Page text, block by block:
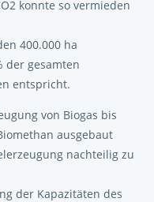
konnte so vermieden
400.000 ha
der gesamten
entspricht.
von Biogas bis
ausgebaut
nachteilig zu
der Kapazitäten des